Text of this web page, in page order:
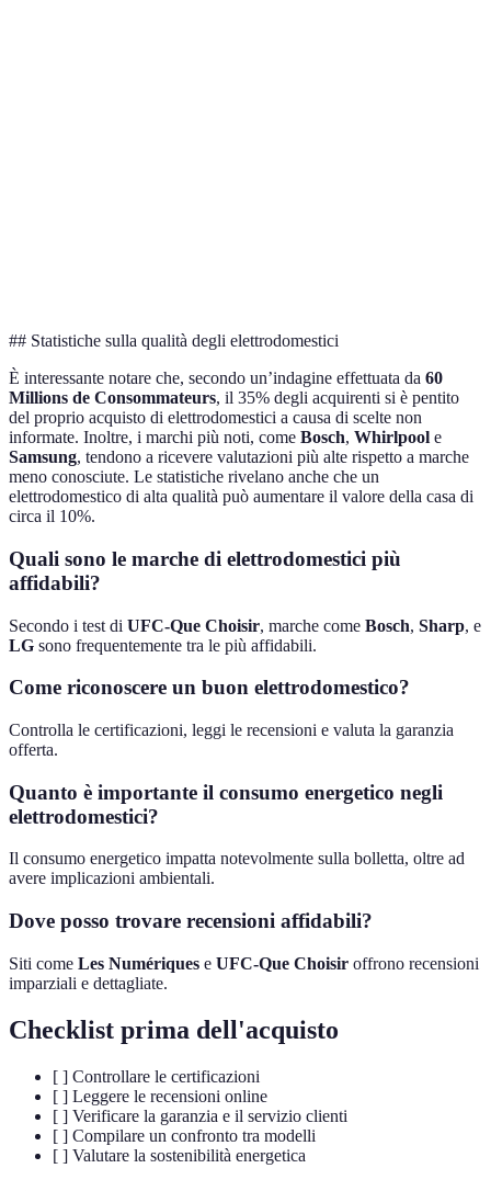
## Statistiche sulla qualità degli elettrodomestici
È interessante notare che, secondo un’indagine effettuata da 60
Millions de Consommateurs, il 35% degli acquirenti si è pentito
del proprio acquisto di elettrodomestici a causa di scelte non
informate. Inoltre, i marchi più noti, come Bosch, Whirlpool e
Samsung, tendono a ricevere valutazioni più alte rispetto a marche
meno conosciute. Le statistiche rivelano anche che un
elettrodomestico di alta qualità può aumentare il valore della casa di
circa il 10%.
Quali sono le marche di elettrodomestici più
affidabili?
Secondo i test di UFC-Que Choisir, marche come Bosch, Sharp, e
LG sono frequentemente tra le più affidabili.
Come riconoscere un buon elettrodomestico?
Controlla le certificazioni, leggi le recensioni e valuta la garanzia
offerta.
Quanto è importante il consumo energetico negli
elettrodomestici?
Il consumo energetico impatta notevolmente sulla bolletta, oltre ad
avere implicazioni ambientali.
Dove posso trovare recensioni affidabili?
Siti come Les Numériques e UFC-Que Choisir offrono recensioni
imparziali e dettagliate.
Checklist prima dell'acquisto
[ ] Controllare le certificazioni
[ ] Leggere le recensioni online
[ ] Verificare la garanzia e il servizio clienti
[ ] Compilare un confronto tra modelli
[ ] Valutare la sostenibilità energetica